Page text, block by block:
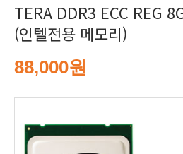
(인텔전용 메모리)
88,000원